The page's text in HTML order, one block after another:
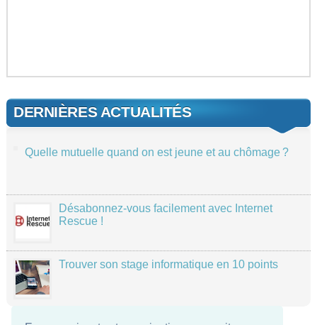
DERNIÈRES ACTUALITÉS
Quelle mutuelle quand on est jeune et au chômage ?
Désabonnez-vous facilement avec Internet
Rescue !
Trouver son stage informatique en 10 points